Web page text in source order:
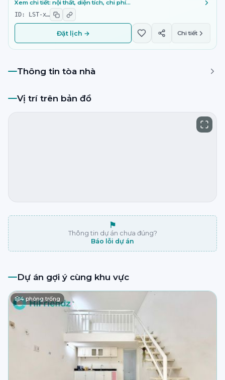
Xem chi tiết: nội thất, diện tích, chi phí…
ID: LST-x…
Đặt lịch → Chi tiết
Thông tin tòa nhà
Vị trí trên bản đồ
⚑
Thông tin dự án chưa đúng?
Báo lỗi dự án
Dự án gợi ý cùng khu vực
4phòng trống